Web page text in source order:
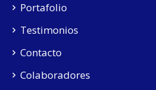
Portafolio
Testimonios
Contacto
Colaboradores